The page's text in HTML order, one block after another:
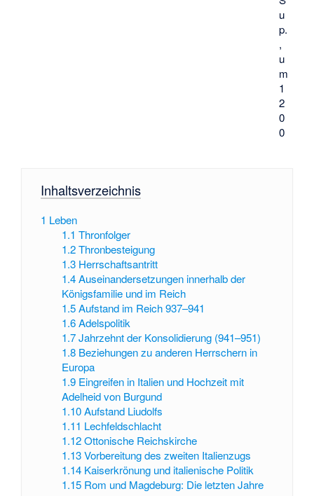
u
p.
,
u
m
1
2
0
0
Inhaltsverzeichnis
1 Leben
1.1 Thronfolger
1.2 Thronbesteigung
1.3 Herrschaftsantritt
1.4 Auseinandersetzungen innerhalb der
Königsfamilie und im Reich
1.5 Aufstand im Reich 937–941
1.6 Adelspolitik
1.7 Jahrzehnt der Konsolidierung (941–951)
1.8 Beziehungen zu anderen Herrschern in
Europa
1.9 Eingreifen in Italien und Hochzeit mit
Adelheid von Burgund
1.10 Aufstand Liudolfs
1.11 Lechfeldschlacht
1.12 Ottonische Reichskirche
1.13 Vorbereitung des zweiten Italienzugs
1.14 Kaiserkrönung und italienische Politik
1.15 Rom und Magdeburg: Die letzten Jahre